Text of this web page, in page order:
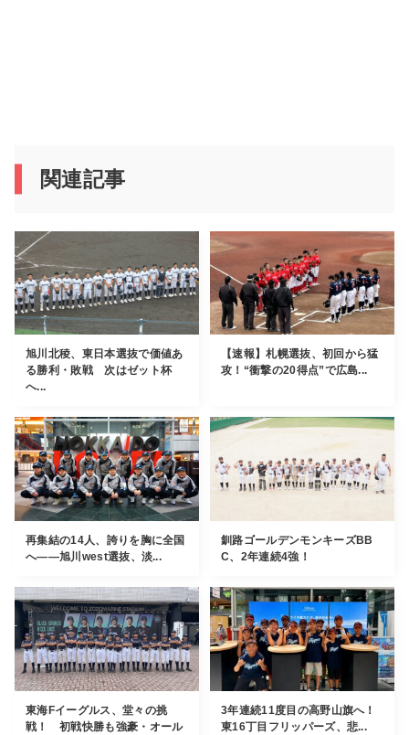
関連記事
旭川北稜、東日本選抜で価値あ
る勝利・敗戦 次はゼット杯
へ...
【速報】札幌選抜、初回から猛
攻！“衝撃の20得点”で広島...
再集結の14人、誇りを胸に全国
へ――旭川west選抜、淡...
釧路ゴールデンモンキーズBB
C、2年連続4強！
東海Fイーグルス、堂々の挑
戦！ 初戦快勝も強豪・オール
3年連続11度目の高野山旗へ！
東16丁目フリッパーズ、悲...